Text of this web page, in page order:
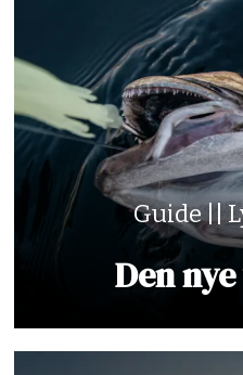
Guide ||
Den